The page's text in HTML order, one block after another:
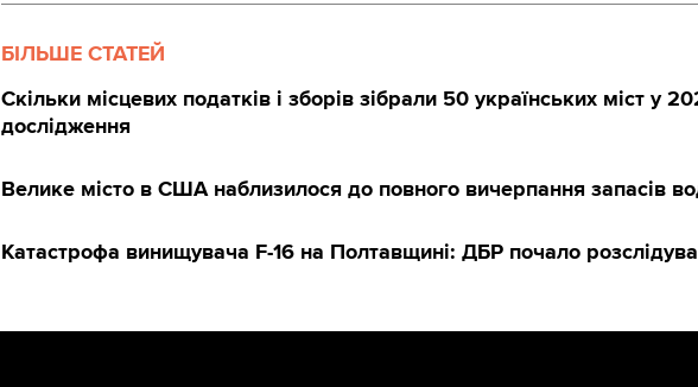
БІЛЬШЕ СТАТЕЙ
Скільки місцевих податків і зборів зібрали 50 українських міст у
дослідження
Велике місто в США наблизилося до повного вичерпання запасів
Катастрофа винищувача F-16 на Полтавщині: ДБР почало